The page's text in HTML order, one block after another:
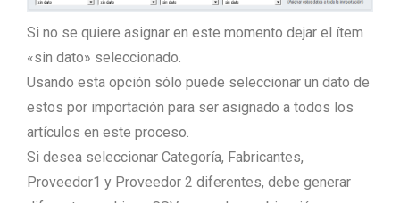
Si no se quiere asignar en este momento dejar el ítem
«sin dato» seleccionado.
Usando esta opción sólo puede seleccionar un dato de
estos por importación para ser asignado a todos los
artículos en este proceso.
Si desea seleccionar Categoría, Fabricantes,
Proveedor1 y Proveedor 2 diferentes, debe generar